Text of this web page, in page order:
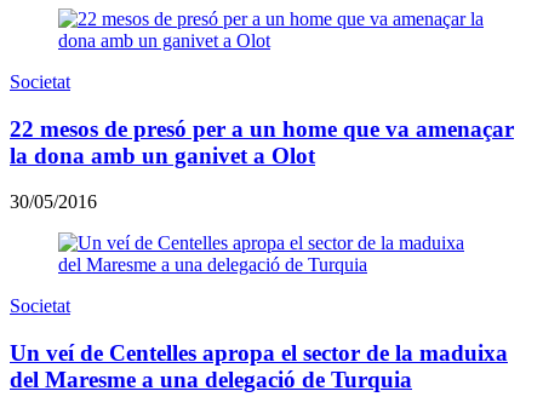
Societat
22 mesos de presó per a un home que va amenaçar
la dona amb un ganivet a Olot
30/05/2016
Societat
Un veí de Centelles apropa el sector de la maduixa
del Maresme a una delegació de Turquia